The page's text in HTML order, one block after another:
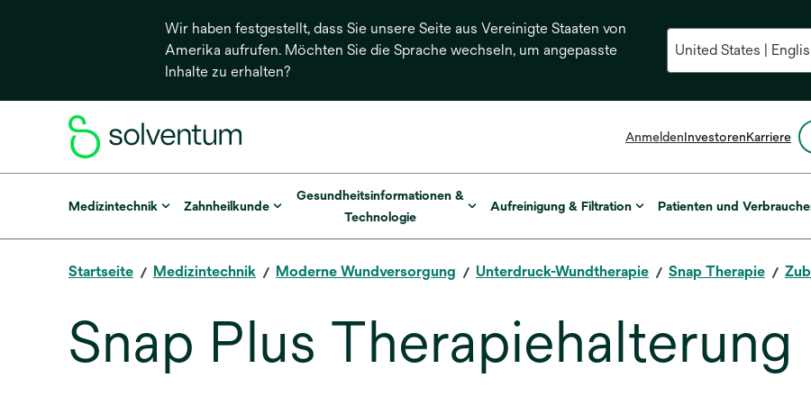
Wir haben festgestellt, dass Sie unsere Seite aus Vereinigte Staaten von
Amerika aufrufen. Möchten Sie die Sprache wechseln, um angepasste
Inhalte zu erhalten?
AnmeldenInvestorenKarriere
Medizintechnik Zahnheilkunde
Gesundheitsinformationen &
Technologie
Aufreinigung & Filtration Patienten und
Startseite Medizintechnik Moderne Wundversorgung Unterdruck-Wundtherapie Snap Therapie
Snap Plus Therapiehalterung